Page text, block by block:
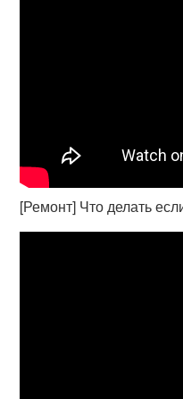
[Ремонт] Что делать